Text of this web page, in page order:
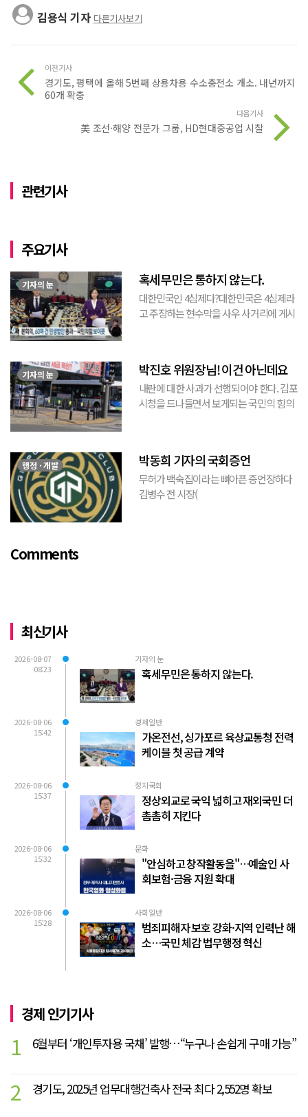
김용식 기자 다른기사보기
이전기사
경기도, 평택에 올해 5번째 상용차용 수소충전소 개소. 내년까지
60개 확충
다음기사
美 조선·해양 전문가 그룹, HD현대중공업 시찰
관련기사
주요기사
기자의 눈 혹세무민은 통하지 않는다.
대한민국인 4심제다?대한민국은 4심제라
고 주장하는 현수막을 사우 사거리에 게시
민(惑...
기자의 눈 박진호 위원장님! 이건 아닌데요
내란에 대한 사과가 선행되어야 한다. 김포
시청을 드나들면서 보게되는 국민의 힘의
이 하...
행정 · 개발 박동희 기자의 국회증언
무허가 백숙집이라는 뼈아픈 증언장하다
김병수 전 시장(
Comments
최신기사
2026-08-07
08:23
기자의 눈
혹세무민은 통하지 않는다.
2026-08-06
15:42
경제일반
가온전선, 싱가포르 육상교통청 전력
케이블 첫 공급 계약
2026-08-06
15:37
정치국회
정상외교로 국익 넓히고 재외국민 더
촘촘히 지킨다
2026-08-06
15:32
문화
"안심하고 창작활동을"…예술인 사
회보험·금융 지원 확대
2026-08-06
15:28
사회일반
범죄피해자 보호 강화·지역 인력난 해
소…국민 체감 법무행정 혁신
경제 인기기사
1 6월부터 ‘개인투자용 국채’ 발행…“누구나 손쉽게 구매 가능”
2 경기도, 2025년 업무대행건축사 전국 최다 2,552명 확보